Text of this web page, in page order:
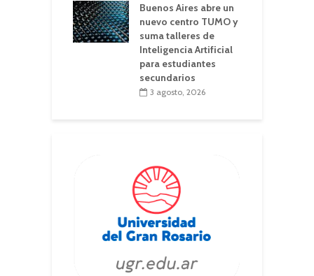
Buenos Aires abre un
nuevo centro TUMO y
suma talleres de
Inteligencia Artificial
para estudiantes
secundarios
3 agosto, 2026